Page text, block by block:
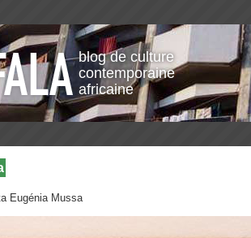
blog de culture
contemporaine
africaine
Eugénia Mussa